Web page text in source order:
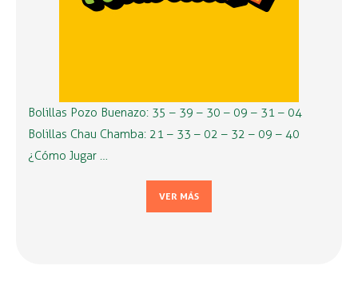
Bolillas Pozo Buenazo: 35 – 39 – 30 – 09 – 31 – 04
Bolillas Chau Chamba: 21 – 33 – 02 – 32 – 09 – 40
¿Cómo Jugar …
VER MÁS